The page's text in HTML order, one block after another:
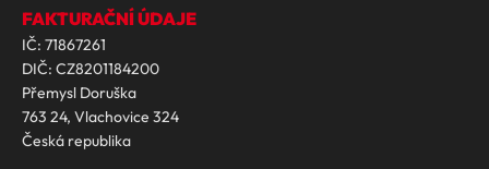
FAKTURAČNÍ ÚDAJE
IČ: 71867261
DIČ: CZ8201184200
Přemysl Doruška
763 24, Vlachovice 324
Česká republika